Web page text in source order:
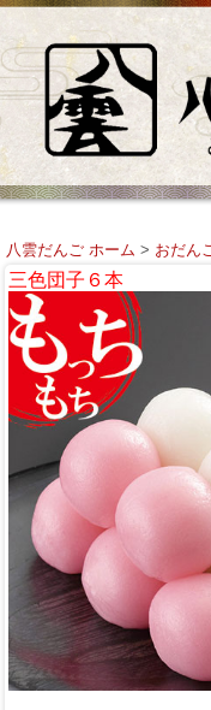
八雲だんご ホーム > おだん
三色団子６本